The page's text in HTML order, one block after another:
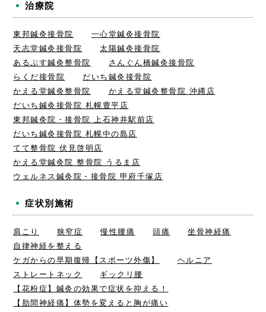
治療院
東邦鍼灸接骨院
一心堂鍼灸接骨院
天志堂鍼灸接骨院
太陽鍼灸接骨院
あるぷす鍼灸整骨院
さんぐん橋鍼灸接骨院
らくだ接骨院
だいち鍼灸接骨院
かえる堂鍼灸整骨院
かえる堂鍼灸整骨院 沖縄店
だいち鍼灸接骨院 札幌豊平店
東邦鍼灸院・接骨院 上石神井駅前店
だいち鍼灸接骨院 札幌中の島店
てて整骨院 伏見啓明店
かえる堂鍼灸院 整骨院 うるま店
ウェルネス鍼灸院・接骨院 甲府千塚店
症状別施術
肩こり 狭窄症 慢性腰痛 頭痛
坐骨神経痛
自律神経を整える
ケガからの早期復帰【スポーツ外傷】
ヘルニア
ストレートネック
ギックリ腰
【花粉症】鍼灸の効果で症状を抑える！
【肋間神経痛】体勢を変えると胸が痛い